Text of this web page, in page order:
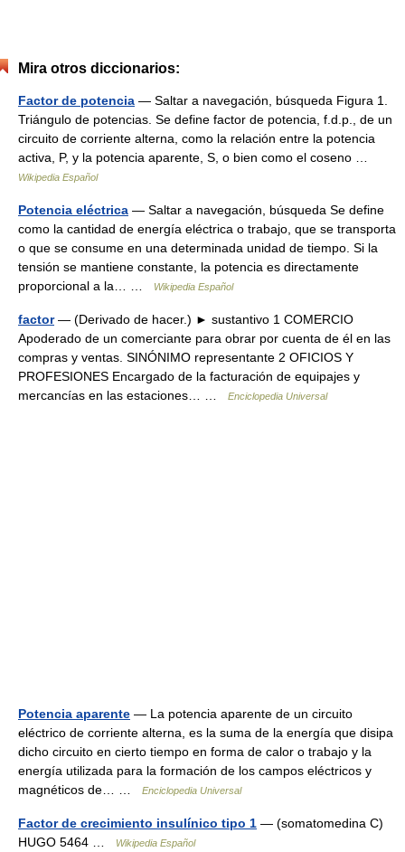
Mira otros diccionarios:
Factor de potencia — Saltar a navegación, búsqueda Figura 1.
Triángulo de potencias. Se define factor de potencia, f.d.p., de un
circuito de corriente alterna, como la relación entre la potencia
activa, P, y la potencia aparente, S, o bien como el coseno …
Wikipedia Español
Potencia eléctrica — Saltar a navegación, búsqueda Se define
como la cantidad de energía eléctrica o trabajo, que se transporta
o que se consume en una determinada unidad de tiempo. Si la
tensión se mantiene constante, la potencia es directamente
proporcional a la… …
Wikipedia Español
factor— (Derivado de hacer.) ► sustantivo 1 COMERCIO
Apoderado de un comerciante para obrar por cuenta de él en las
compras y ventas. SINÓNIMO representante 2 OFICIOS Y
PROFESIONES Encargado de la facturación de equipajes y
mercancías en las estaciones… …
Enciclopedia Universal
Potencia aparente — La potencia aparente de un circuito
eléctrico de corriente alterna, es la suma de la energía que disipa
dicho circuito en cierto tiempo en forma de calor o trabajo y la
energía utilizada para la formación de los campos eléctricos y
magnéticos de… …
Enciclopedia Universal
Factor de crecimiento insulínico tipo 1 — (somatomedina C)
HUGO 5464 …
Wikipedia Español